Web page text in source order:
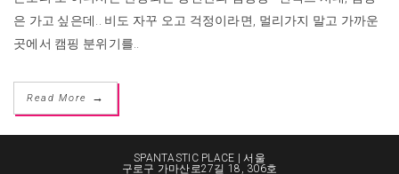
은 가고 싶은데.. 비도 자꾸 오고 걱정이라면, 멀리가지 말고 가까운
곳에서 캠핑 분위기를..
Read More →
SPANTASTIC PLACE | 서울
구로구 가마산로27길 18, 306호